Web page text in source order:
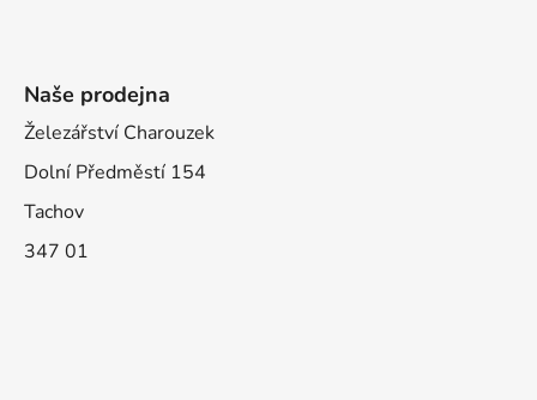
Naše prodejna
Železářství Charouzek
Dolní Předměstí 154
Tachov
347 01